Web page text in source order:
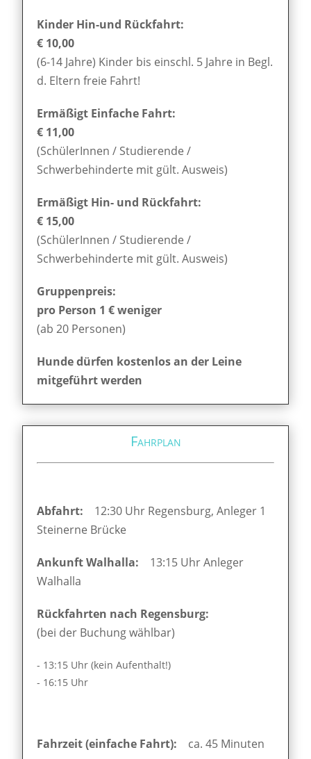
Kinder Hin-und Rückfahrt:
€ 10,00
(6-14 Jahre) Kinder bis einschl. 5 Jahre in Begl.
d. Eltern freie Fahrt!
Ermäßigt Einfache Fahrt:
€ 11,00
(SchülerInnen / Studierende /
Schwerbehinderte mit gült. Ausweis)
Ermäßigt Hin- und Rückfahrt:
€ 15,00
(SchülerInnen / Studierende /
Schwerbehinderte mit gült. Ausweis)
Gruppenpreis:
pro Person 1 € weniger
(ab 20 Personen)
Hunde dürfen kostenlos an der Leine
mitgeführt werden
Fahrplan
Abfahrt: 12:30 Uhr Regensburg, Anleger 1
Steinerne Brücke
Ankunft Walhalla: 13:15 Uhr Anleger
Walhalla
Rückfahrten nach Regensburg:
(bei der Buchung wählbar)
- 13:15 Uhr (kein Aufenthalt!)
- 16:15 Uhr
Fahrzeit (einfache Fahrt): ca. 45 Minuten